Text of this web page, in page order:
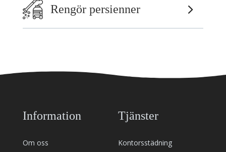
Rengör persienner
Information
Om oss
Tjänster
Kontorsstädning